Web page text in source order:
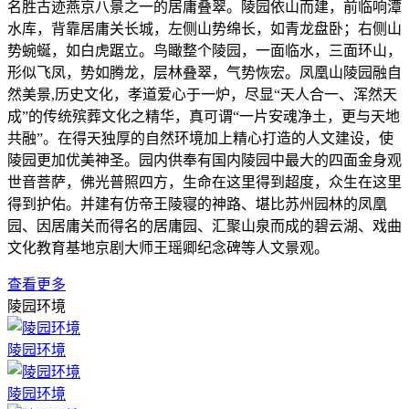
名胜古迹燕京八景之一的居庸叠翠。陵园依山而建，前临响潭
水库，背靠居庸关长城，左侧山势绵长，如青龙盘卧；右侧山
势蜿蜒，如白虎踞立。鸟瞰整个陵园，一面临水，三面环山，
形似飞凤，势如腾龙，层林叠翠，气势恢宏。凤凰山陵园融自
然美景,历史文化，孝道爱心于一炉，尽显“天人合一、浑然天
成”的传统殡葬文化之精华，真可谓“一片安魂净土，更与天地
共融”。在得天独厚的自然环境加上精心打造的人文建设，使
陵园更加优美神圣。园内供奉有国内陵园中最大的四面金身观
世音菩萨，佛光普照四方，生命在这里得到超度，众生在这里
得到护佑。并建有仿帝王陵寝的神路、堪比苏州园林的凤凰
园、因居庸关而得名的居庸园、汇聚山泉而成的碧云湖、戏曲
文化教育基地京剧大师王瑶卿纪念碑等人文景观。
查看更多
陵园环境
陵园环境
陵园环境